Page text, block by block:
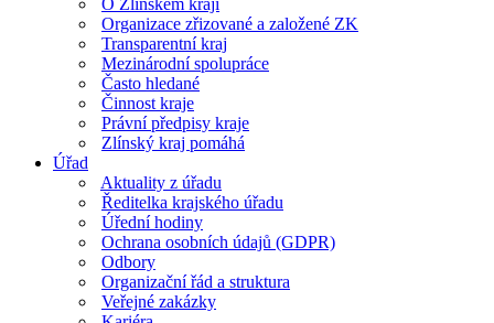
O Zlínském kraji
Organizace zřizované a založené ZK
Transparentní kraj
Mezinárodní spolupráce
Často hledané
Činnost kraje
Právní předpisy kraje
Zlínský kraj pomáhá
Úřad
Aktuality z úřadu
Ředitelka krajského úřadu
Úřední hodiny
Ochrana osobních údajů (GDPR)
Odbory
Organizační řád a struktura
Veřejné zakázky